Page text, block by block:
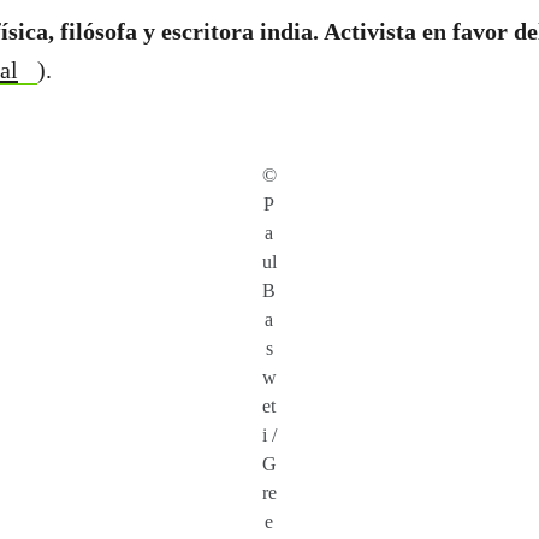
filósofa y escritora india. Activista en favor
).
©
P
a
ul
B
a
s
w
et
i /
G
re
e